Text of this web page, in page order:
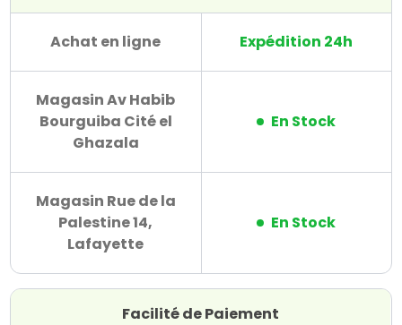
Achat en ligne Expédition 24h
Magasin Av Habib
Bourguiba Cité el
Ghazala
En Stock
Magasin Rue de la
Palestine 14,
Lafayette
En Stock
Facilité de Paiement